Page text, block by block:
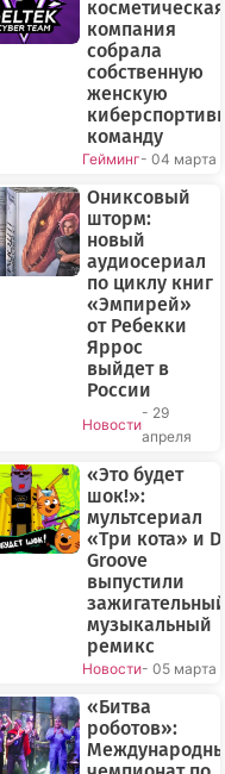
косметическая
компания
собрала
собственную
женскую
команду
Гейминг- 04 марта
Ониксовый
шторм:
новый
аудиосериал
по циклу книг
«Эмпирей»
от Ребекки
Яррос
выйдет в
России
Новости
- 29
апреля
«Это будет
шок!»:
мультсериал
«Три кота» и
Groove
выпустили
музыкальный
ремикс
Новости- 05 марта
«Битва
роботов»: